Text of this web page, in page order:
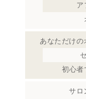
ア
あなただけ
初心者
サロ